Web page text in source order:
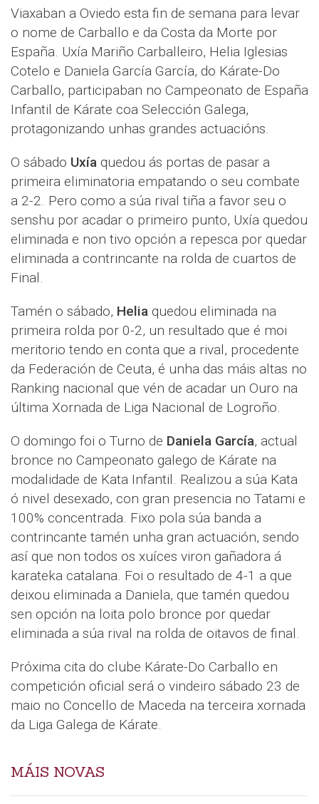
Viaxaban a Oviedo esta fin de semana para levar
o nome de Carballo e da Costa da Morte por
España. Uxía Mariño Carballeiro, Helia Iglesias
Cotelo e Daniela García García, do Kárate-Do
Carballo, participaban no Campeonato de España
Infantil de Kárate coa Selección Galega,
protagonizando unhas grandes actuacións.
O sábado Uxía quedou ás portas de pasar a
primeira eliminatoria empatando o seu combate
a 2-2. Pero como a súa rival tiña a favor seu o
senshu por acadar o primeiro punto, Uxía quedou
eliminada e non tivo opción a repesca por quedar
eliminada a contrincante na rolda de cuartos de
Final.
Tamén o sábado, Helia quedou eliminada na
primeira rolda por 0-2, un resultado que é moi
meritorio tendo en conta que a rival, procedente
da Federación de Ceuta, é unha das máis altas no
Ranking nacional que vén de acadar un Ouro na
última Xornada de Liga Nacional de Logroño.
O domingo foi o Turno de Daniela García, actual
bronce no Campeonato galego de Kárate na
modalidade de Kata Infantil. Realizou a súa Kata
ó nivel desexado, con gran presencia no Tatami e
100% concentrada. Fixo pola súa banda a
contrincante tamén unha gran actuación, sendo
así que non todos os xuíces viron gañadora á
karateka catalana. Foi o resultado de 4-1 a que
deixou eliminada a Daniela, que tamén quedou
sen opción na loita polo bronce por quedar
eliminada a súa rival na rolda de oitavos de final.
Próxima cita do clube Kárate-Do Carballo en
competición oficial será o vindeiro sábado 23 de
maio no Concello de Maceda na terceira xornada
da Liga Galega de Kárate.
MÁIS NOVAS